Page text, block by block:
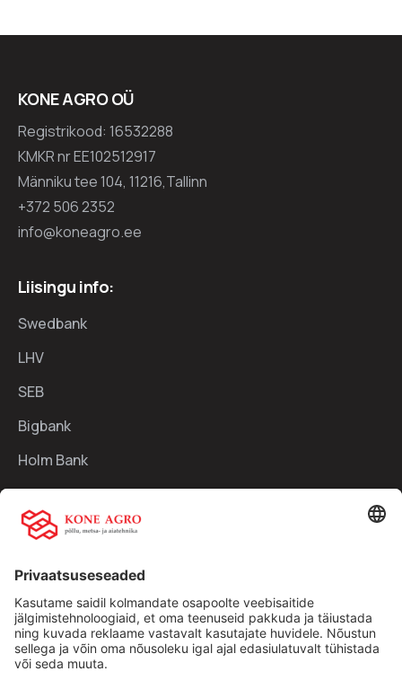
KONE AGRO OÜ
Registrikood: 16532288
KMKR nr EE102512917
Männiku tee 104, 11216,Tallinn
+372 506 2352
info@koneagro.ee
Liisingu info:
Swedbank
LHV
SEB
Bigbank
Holm Bank
Kiirlingid:
Traktorid
Kasutatud tehnika
Kontakt